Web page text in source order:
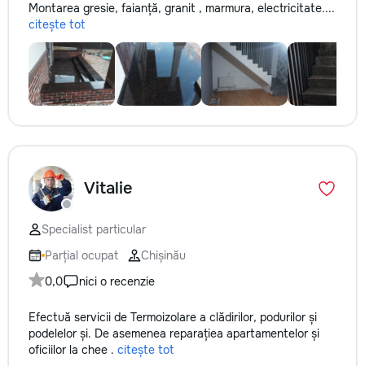
Montarea gresie, faianță, granit , marmura, electricitate....
citește tot
Vitalie
Specialist particular
Parțial ocupat
Chișinău
0,0
nici o recenzie
Efectuă servicii de Termoizolare a clădirilor, podurilor și
podelelor și. De asemenea reparațiea apartamentelor și
oficiilor la chee . citește tot